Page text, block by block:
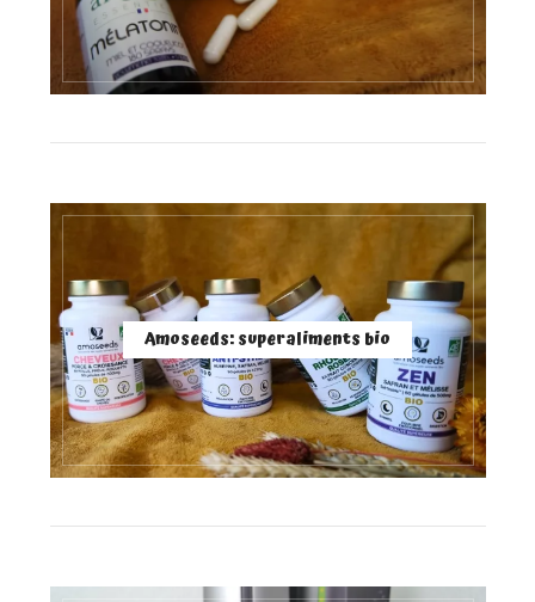
Amoseeds: superaliments bio